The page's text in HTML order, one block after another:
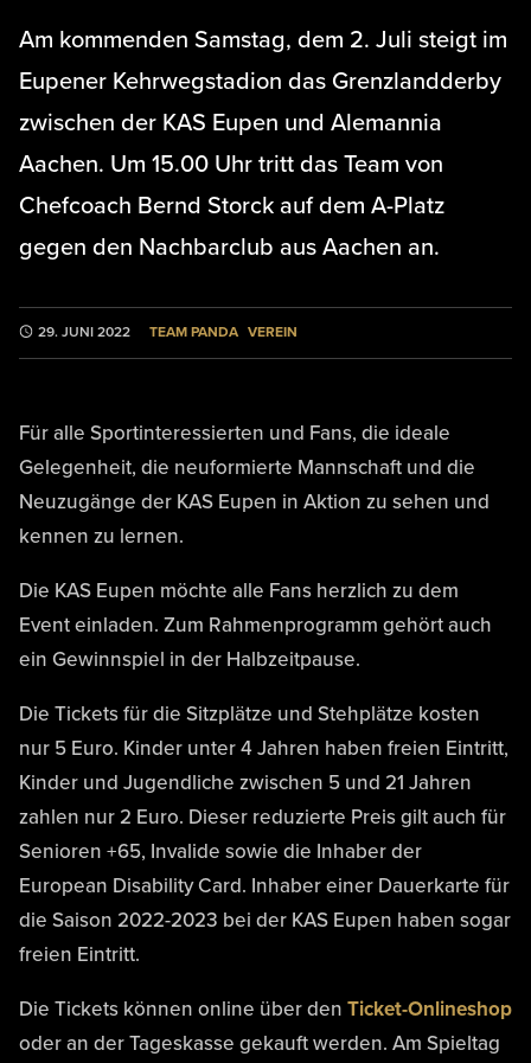
Am kommenden Samstag, dem 2. Juli steigt im
Eupener Kehrwegstadion das Grenzlandderby
zwischen der KAS Eupen und Alemannia
Aachen. Um 15.00 Uhr tritt das Team von
Chefcoach Bernd Storck auf dem A-Platz
gegen den Nachbarclub aus Aachen an.
29. JUNI 2022 TEAM PANDA VEREIN
Für alle Sportinteressierten und Fans, die ideale
Gelegenheit, die neuformierte Mannschaft und die
Neuzugänge der KAS Eupen in Aktion zu sehen und
kennen zu lernen.
Die KAS Eupen möchte alle Fans herzlich zu dem
Event einladen. Zum Rahmenprogramm gehört auch
ein Gewinnspiel in der Halbzeitpause.
Die Tickets für die Sitzplätze und Stehplätze kosten
nur 5 Euro. Kinder unter 4 Jahren haben freien Eintritt,
Kinder und Jugendliche zwischen 5 und 21 Jahren
zahlen nur 2 Euro. Dieser reduzierte Preis gilt auch für
Senioren +65, Invalide sowie die Inhaber der
European Disability Card. Inhaber einer Dauerkarte für
die Saison 2022-2023 bei der KAS Eupen haben sogar
freien Eintritt.
Die Tickets können online über den Ticket-Onlineshop
oder an der Tageskasse gekauft werden. Am Spieltag